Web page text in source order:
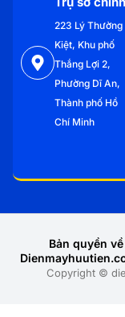
223 Lý Thường
Kiệt, Khu phố
Thắng Lợi 2,
Phường Dĩ An,
Thành phố Hồ
Chí Minh
Copyright ©
Bản quyền